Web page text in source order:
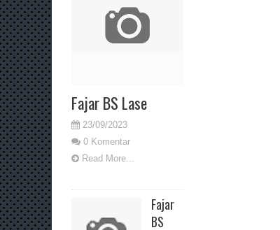
Fajar BS Lase
23/09/2023
0 Komentar
Read More...
Fajar
BS